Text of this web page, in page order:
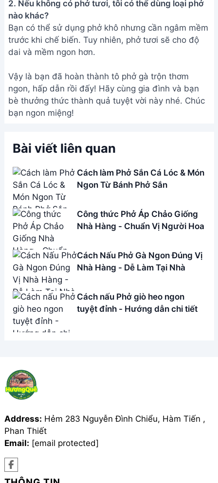
2. Nếu không có phở tươi, tôi có thể dùng loại phở
nào khác?
Bạn có thể sử dụng phở khô nhưng cần ngâm mềm
trước khi chế biến. Tuy nhiên, phở tươi sẽ cho độ
dai và mềm ngon hơn.
Vậy là bạn đã hoàn thành tô phở gà trộn thơm
ngon, hấp dẫn rồi đấy! Hãy cùng gia đình và bạn
bè thưởng thức thành quả tuyệt vời này nhé. Chúc
bạn ngon miệng!
Bài viết liên quan
Cách làm Phở Sắn Cá Lóc & Món
Ngon Từ Bánh Phở Sắn
Công thức Phở Áp Chảo Giống
Nhà Hàng - Chuẩn Vị Người Hoa
Cách Nấu Phở Gà Ngon Đúng Vị
Nhà Hàng - Dễ Làm Tại Nhà
Cách nấu Phở giò heo ngon
tuyệt đỉnh - Hướng dẫn chi tiết
Address: Hẻm 283 Nguyễn Đình Chiểu, Hàm Tiến ,
Phan Thiết
Email: [email protected]